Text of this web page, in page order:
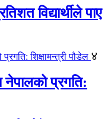
विद्यार्थीले पाए
४
नेपालको प्रगति: